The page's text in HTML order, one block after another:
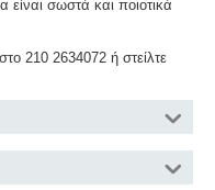
είναι σωστά και ποιοτικά
210 2634072 ή στείλτε